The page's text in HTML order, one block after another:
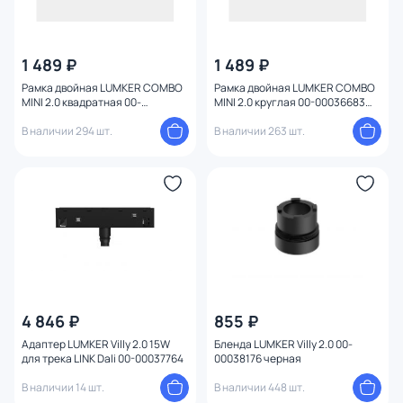
1 489 ₽
Рамка двойная LUMKER COMBO
MINI 2.0 квадратная 00-
В наличии 294 шт.
1 489 ₽
Рамка двойная LUMKER COMBO
MINI 2.0 круглая 00-00036683
В наличии 263 шт.
4 846 ₽
Адаптер LUMKER Villy 2.0 15W
для трека LINK Dali 00-00037764
В наличии 14 шт.
855 ₽
Бленда LUMKER Villy 2.0 00-
00038176 черная
В наличии 448 шт.